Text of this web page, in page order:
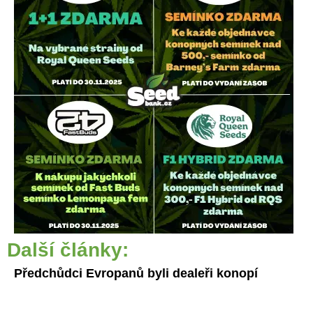
Další články:
Předchůdci Evropanů byli dealeři konopí